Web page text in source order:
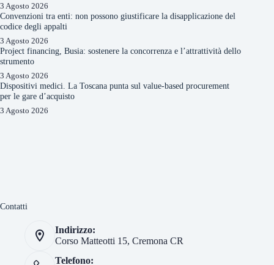
3 Agosto 2026
Convenzioni tra enti: non possono giustificare la disapplicazione del
codice degli appalti
3 Agosto 2026
Project financing, Busia: sostenere la concorrenza e l’attrattività dello
strumento
3 Agosto 2026
Dispositivi medici. La Toscana punta sul value-based procurement
per le gare d’acquisto
3 Agosto 2026
Contatti
Indirizzo:
Corso Matteotti 15, Cremona CR
Telefono: